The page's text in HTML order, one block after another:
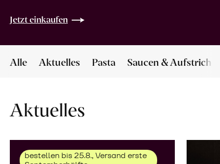
Jetzt einkaufen
Alle Aktuelles Pasta Saucen & Aufstriche
Aktuelles
bestellen bis 25.8., Versand erste